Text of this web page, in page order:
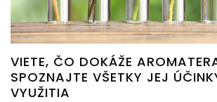
VIETE, ČO DOKÁŽE
SPOZNAJTE VŠETKY JEJ
VYUŽITIA